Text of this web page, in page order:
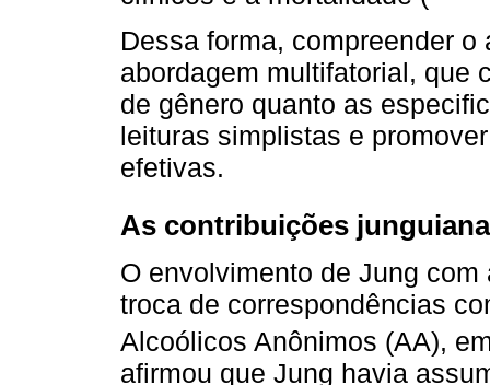
Dessa forma, compreender
abordagem multifatorial, que
de gênero quanto as
leituras simplistas e
efetivas.
As contribuições
O envolvimento de Jung
troca de correspondências
Alcoólicos Anônimos (AA),
afirmou que Jung havia